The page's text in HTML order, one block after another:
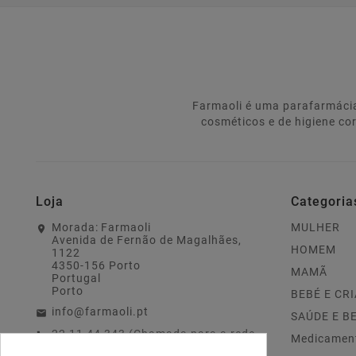
Farmaoli é uma
cosméticos e de higiene
Loja
Morada: Farmaoli
Avenida de Fernão de Magalhães,
1122
4350-156 Porto
Portugal
Porto
info@farmaoli.pt
22 11 44 343 (Chamada para a rede
MULHER
HOMEM
MAMÃ
BEBÉ E
SAÚDE E